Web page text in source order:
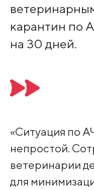
карантин по
на 30 дней.
«Ситуация по
непростой.
ветеринарии
для